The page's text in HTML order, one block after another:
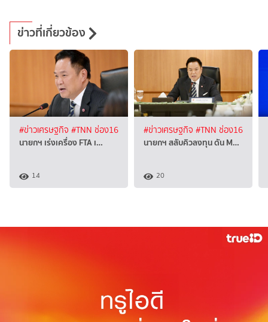
ข่าวที่เกี่ยวข้อง
#ข่าวเศรษฐกิจ #TNN ช่อง16
นายกฯ เร่งเครื่อง FTA เ…
14
#ข่าวเศรษฐกิจ #TNN ช่อง16
นายกฯ สลับคิวลงทุน ดัน M…
20